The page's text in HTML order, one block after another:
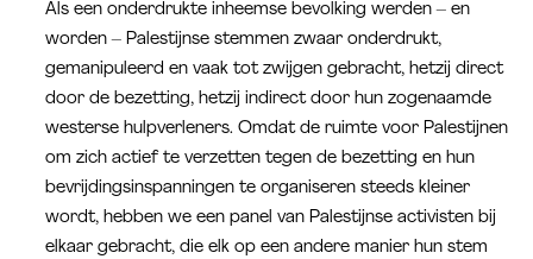
Als een onderdrukte inheemse bevolking werden – en
worden – Palestijnse stemmen zwaar onderdrukt,
gemanipuleerd en vaak tot zwijgen gebracht, hetzij direct
door de bezetting, hetzij indirect door hun zogenaamde
westerse hulpverleners. Omdat de ruimte voor Palestijnen
om zich actief te verzetten tegen de bezetting en hun
bevrijdingsinspanningen te organiseren steeds kleiner
wordt, hebben we een panel van Palestijnse activisten bij
elkaar gebracht, die elk op een andere manier hun stem